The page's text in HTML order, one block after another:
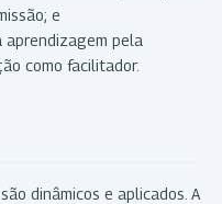
e
aprendizagem pela
como facilitador.
dinâmicos e aplicados. A